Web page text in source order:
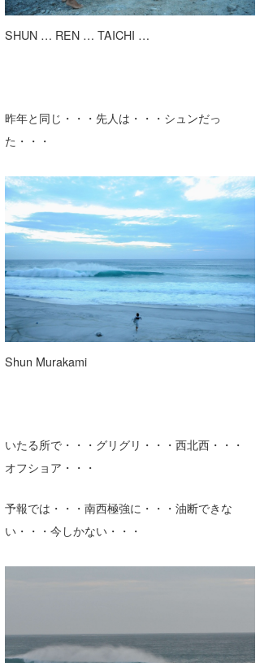
SHUN … REN … TAICHI …
昨年と同じ・・・先人は・・・シュンだっ
た・・・
Shun Murakami
いたる所で・・・グリグリ・・・西北西・・・
オフショア・・・
予報では・・・南西極強に・・・油断できな
い・・・今しかない・・・